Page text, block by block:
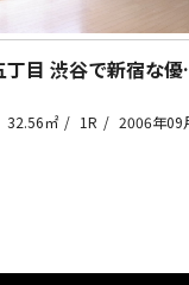
西新宿
32.56㎡ 1R 2006年09